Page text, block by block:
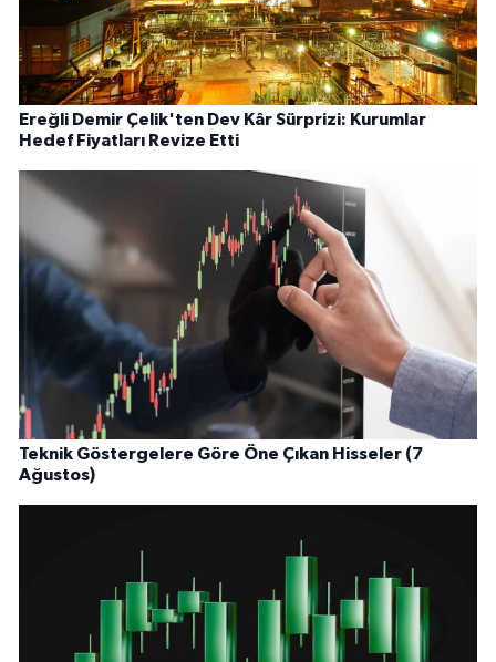
Ereğli Demir Çelik'ten Dev Kâr Sürprizi: Kurumlar
Hedef Fiyatları Revize Etti
Teknik Göstergelere Göre Öne Çıkan Hisseler (7
Ağustos)